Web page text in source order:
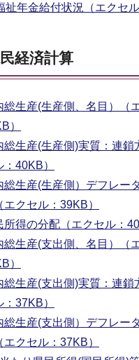
祉年金給付状況（エクセル
経済計算
総生産(生産側、名目）（
）
総生産(生産側)実質：連鎖
：40KB）
総生産(生産側）デフレー
エクセル：39KB）
所得の分配（エクセル：
総生産(支出側、名目）（
）
総生産(支出側)実質：連鎖
：37KB）
総生産(支出側）デフレー
エクセル：37KB）